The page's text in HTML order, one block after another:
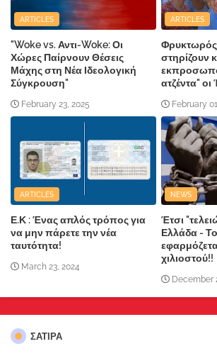
ARTICLES
"Woke vs. Αντι-Woke: Οι
Χώρες Παίρνουν Θέσεις
Μάχης στη Νέα Ιδεολογική
Σύγκρουση"
February 23, 2025
ARTICLES
Φρυκτωρός
στηρίζουν
ατζέντα"
February
ARTICLES
Ε.Κ : Ένας απλός τρόπος για
να μην πάρετε την νέα
ταυτότητα!
March 23, 2024
NEWS
Έτσι
Ελλάδα -
χιλιοστού!!
December
ΣΑΤΙΡΑ